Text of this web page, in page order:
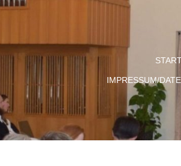
IMPRESSUM/